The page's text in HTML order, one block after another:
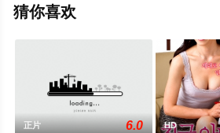
多相关信息可移步至豆瓣电影、电视
猜你喜欢
正片 6.0 HD